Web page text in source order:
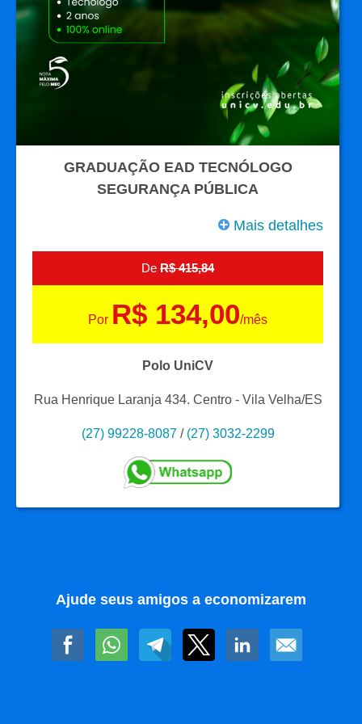
GRADUAÇÃO EAD TECNÓLOGO
SEGURANÇA PÚBLICA
Mais detalhes
De R$ 415,84
Por R$ 134,00/mês
Polo UniCV
Rua Henrique Laranja 434. Centro - Vila Velha/ES
(27) 99228-8087/ (27) 3032-2299
Ajude seus amigos a economizarem